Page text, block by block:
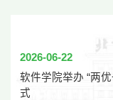
2026-06-22
软件学院举办 “两
式